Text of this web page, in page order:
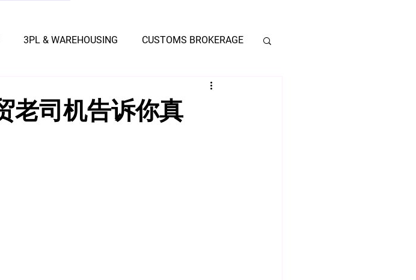
3PL & WAREHOUSING CUSTOMS BROKERAGE
老司机告诉你真